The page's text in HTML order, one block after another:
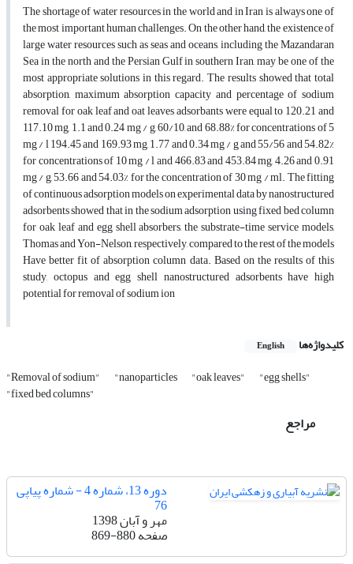
The shortage of water resources in the world and in Iran is always one of
the most important human challenges. On the other hand, the existence of
large water resources such as seas and oceans, including the Mazandaran
Sea in the north and the Persian Gulf in southern Iran, may be one of the
most appropriate solutions in this regard. The results showed that total
absorption, maximum absorption capacity and percentage of sodium
removal for oak leaf and oat leaves adsorbants were equal to 120.21 and
117.10 mg, 1.1 and 0.24 mg / g, 60/10, and 68.88% for concentrations of 5
mg / l 194.45 and 169.93 mg, 1.77 and 0.34 mg / g and 55/56 and 54.82%
for concentrations of 10 mg / l and 466.83 and 453.84 mg, 4.26 and 0.91
mg / g, 53.66 and 54.03% for the concentration of 30 mg / ml. The fitting
of continuous adsorption models on experimental data by nanostructured
adsorbents showed that in the sodium adsorption using fixed bed column
for oak leaf and egg shell absorbers, the substrate-time service models,
Thomas and Yon-Nelson, respectively, compared to the rest of the models
Have better fit of absorption column data. Based on the results of this
study, octopus and egg shell nanostructured adsorbents have high
potential for removal of sodium ion
کلیدواژه‌ها English
"Removal of sodium" "nanoparticles "oak leaves" "egg shells"
"fixed bed columns"
مراجع
دوره 13، شماره 4 - شماره پیاپی
76
مهر و آبان 1398
صفحه869-880